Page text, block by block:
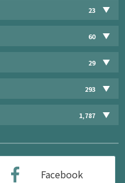
23
60
29
293
1,787
Facebook